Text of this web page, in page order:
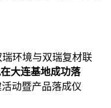
环境与双瑞复材联
大连基地成功落
动暨产品落成仪